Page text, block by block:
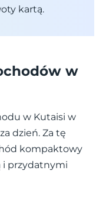
kartą.
w
w Kutaisi w
dzień. Za tę
kompaktowy
i przydatnymi